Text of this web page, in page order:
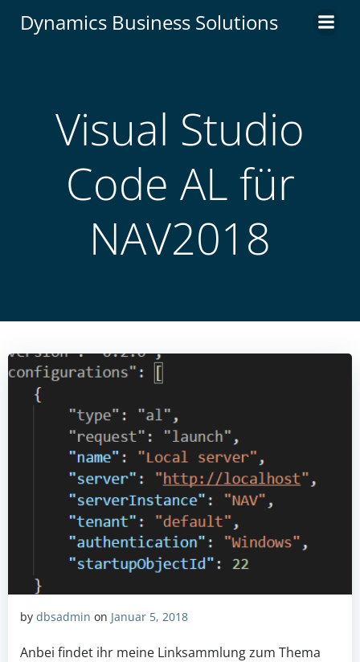
Inhalt
Dynamics Business Solutions
Visual Studio
Code AL für
NAV2018
by dbsadmin on Januar 5, 2018
Anbei findet ihr meine Linksammlung zum Thema